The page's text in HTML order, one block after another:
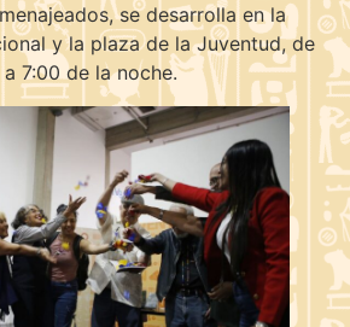
se desarrolla en la
y la plaza de la Juventud, de
7:00 de la noche.